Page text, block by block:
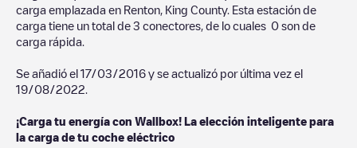
carga emplazada en Renton King County. Esta estación de
carga tiene un total de 3 conectores, de lo cuales 0 son de
carga rápida.
Se añadió el 17/03/2016 y se actualizó por última vez el
19/08/2022
¡Carga tu energía con Wallbox! La elección inteligente para
la carga de tu coche eléctrico